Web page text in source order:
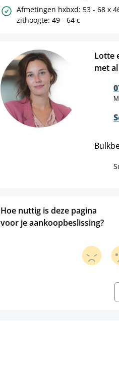
Afmetingen hxbxd: 53 - 68 x
zithoogte: 49 - 64 c
Lotte
met
Hoe nuttig is deze pagina
voor je aankoopbeslissing?